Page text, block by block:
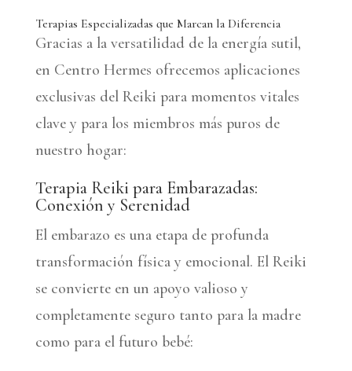
Terapias Especializadas que Marcan la Diferencia
Gracias a la versatilidad de la energía sutil,
en Centro Hermes ofrecemos aplicaciones
exclusivas del Reiki para momentos vitales
clave y para los miembros más puros de
nuestro hogar:
Terapia Reiki para Embarazadas:
Conexión y Serenidad
El embarazo es una etapa de profunda
transformación física y emocional. El Reiki
se convierte en un apoyo valioso y
completamente seguro tanto para la madre
como para el futuro bebé: